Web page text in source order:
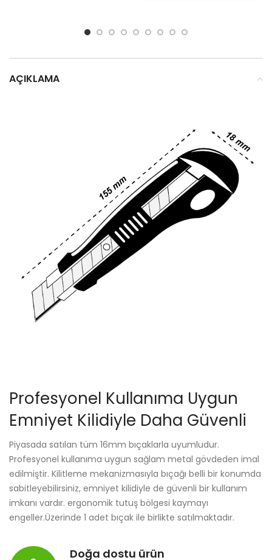
AÇIKLAMA
Profesyonel Kullanıma Uygun
Emniyet Kilidiyle Daha Güvenli
Piyasada satılan tüm 16mm bıçaklarla uyumludur.
Profesyonel kullanıma uygun sağlam metal gövdeden imal
edilmiştir. Kilitleme mekanizmasıyla bıçağı belli bir konumda
sabitleyebilirsiniz, emniyet kilidiyle de güvenli bir kullanım
imkanı vardır. ergonomik tutuş bölgesi kaymayı
engeller.Üzerinde 1 adet bıçak ile birlikte satılmaktadır.
Doğa dostu ürün